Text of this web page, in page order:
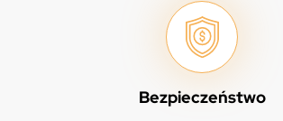
Bezpieczeństwo